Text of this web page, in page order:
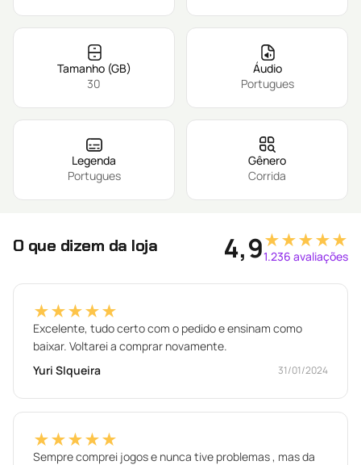
Tamanho (GB)
30
Áudio
Portugues
Legenda
Portugues
Gênero
Corrida
O que dizem da loja 4,9★★★★★
1.236 avaliações
★★★★★
Excelente, tudo certo com o pedido e ensinam como
baixar. Voltarei a comprar novamente.
Yuri SIqueira
31/01/2024
★★★★★
Sempre comprei jogos e nunca tive problemas , mas da